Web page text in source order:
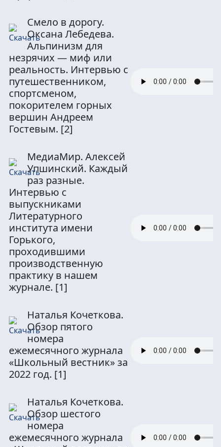
Смело в дорогу.
Оксана Лебедева.
Альпинизм для
незрячих — миф или
реальность. Интервью с
путешественником,
спортсменом,
покорителем горных
вершин Андреем
Гостевым. [2]
МедиаМир. Алексей
Упшинский. Каждый
раз разные.
Интервью с
выпускниками
Литературного
института имени
Горького,
проходившими
производственную
практику в нашем
журнале. [1]
Наталья Кочеткова.
Обзор пятого
номера
ежемесячного журнала
«Школьный вестник» за
2022 год. [1]
Наталья Кочеткова.
Обзор шестого
номера
ежемесячного журнала